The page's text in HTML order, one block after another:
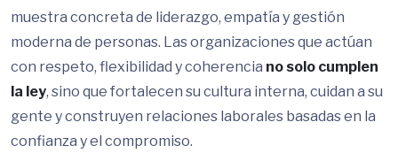
muestra concreta de liderazgo, empatía y gestión
moderna de personas. Las organizaciones que actúan
con respeto, flexibilidad y coherencia no solo cumplen
la ley, sino que fortalecen su cultura interna, cuidan a su
gente y construyen relaciones laborales basadas en la
confianza y el compromiso.